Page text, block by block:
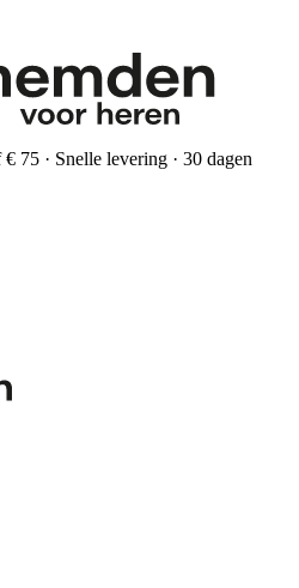
75 · Snelle levering · 30 dagen